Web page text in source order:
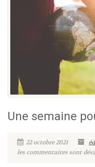
Une semaine
22 octobre 2021
les commentaires sont